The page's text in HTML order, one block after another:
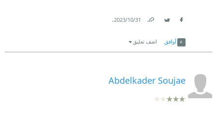
31‏/10‏/2023
.
أوافق اضف تعليق
Abdelkader Soujae